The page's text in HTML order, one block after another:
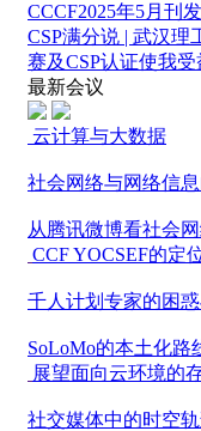
CCCF2025年5月刊
CSP满分说 | 武汉
赛及CSP认证使我受
最新会议
云计算与大数据
社会网络与网络信
从腾讯微博看社会
CCF YOCSEF的定
千人计划专家的困
SoLoMo的本土化路
展望面向云环境的
社交媒体中的时空